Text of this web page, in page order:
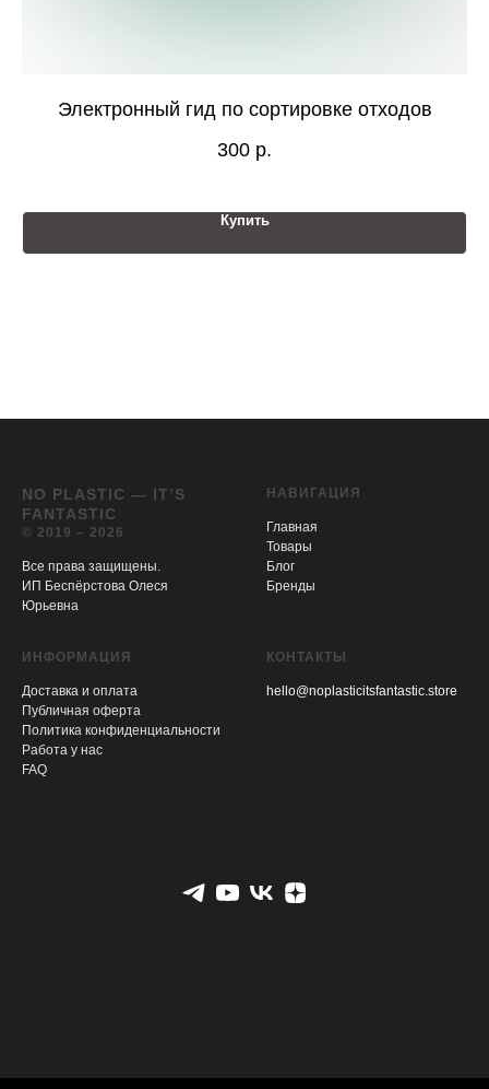
Электронный гид по сортировке отходов
300 р.
Купить
NO PLASTIC — IT’S
FANTASTIC
© 2019 – 2026
Все права защищены.
ИП Беспёрстова Олеся
Юрьевна
НАВИГАЦИЯ
Главная
Товары
Блог
Бренды
ИНФОРМАЦИЯ
Доставка и оплата
Публичная оферта
Политика конфиденциальности
Работа у нас
FAQ
КОНТАКТЫ
hello@noplasticitsfantastic.store